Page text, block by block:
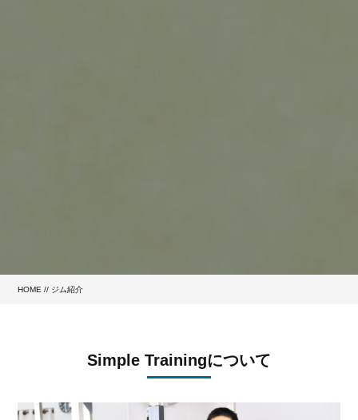
HOME // ジム紹介
Simple Trainingについて